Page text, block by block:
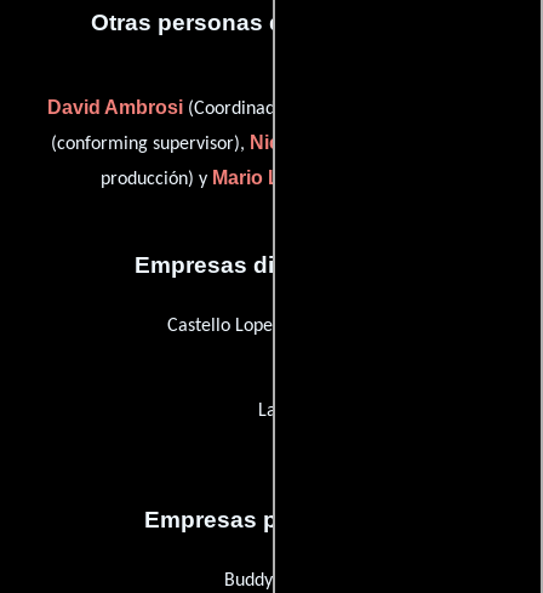
Otras personas que participaron
David Ambrosi(Coordinador aéreo),
(conforming supervisor), Nicoletta Grillo
producción) y Mario Locurcio
Empresas distribuidoras
Castello Lopes Multimédia
La5
Empresas productoras
Buddy Gang